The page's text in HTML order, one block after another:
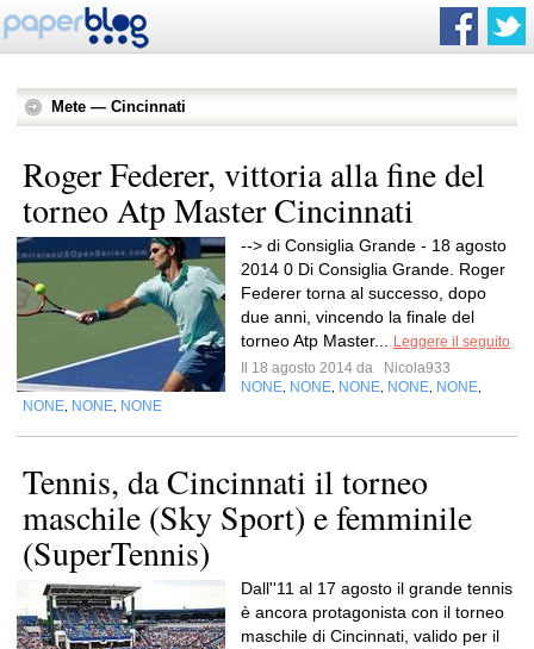
Mete — Cincinnati
Roger Federer, vittoria alla fine del
torneo Atp Master Cincinnati
--> di Consiglia Grande - 18 agosto
2014 0 Di Consiglia Grande. Roger
Federer torna al successo, dopo
due anni, vincendo la finale del
torneo Atp Master...
Leggere il seguito
Il 18 agosto 2014 da
Nicola933
NONE NONE NONE NONE NONE
NONE NONE NONE
Tennis, da Cincinnati il torneo
maschile (Sky Sport) e femminile
(SuperTennis)
Dall''11 al 17 agosto il grande tennis
è ancora protagonista con il torneo
maschile di Cincinnati, valido per il